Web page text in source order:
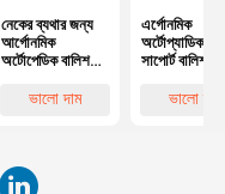
নেকের ব্যথার জন্য
আর্গোনমিক
অর্টোপেডিক বালিশ
কনট্যুরযুক্ত আকৃতি
ভালো দাম
এর্গোনমিক
অর্টোপ্যাডিক
সাপোর্ট বালিশ
ভালো দাম